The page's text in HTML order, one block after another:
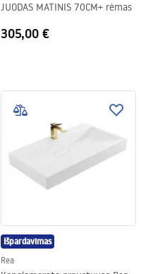
JUODAS MATINIS 70CM+ rėmas
305,00 €
Išpardavimas
Rea